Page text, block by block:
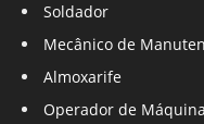
Soldador
Mecânico de
Almoxarife
Operador de